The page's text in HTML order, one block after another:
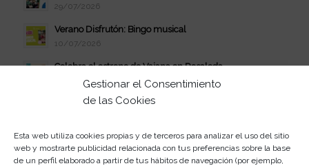
Gestionar el Consentimiento
de las Cookies
Esta web utiliza cookies propias y de terceros para analizar el uso del sitio
web y mostrarte publicidad relacionada con tus preferencias sobre la base
de un perfil elaborado a partir de tus hábitos de navegación (por ejemplo,
29/07/2026
Verano Disfrutón: Bingo musical
10/07/2026
Celebra el estreno de Vaiana en Rosaleda
08/07/2026
Verano Disfrutón: jueves de juerga
Participa en el II Concurso de Abanicos
03/07/2026